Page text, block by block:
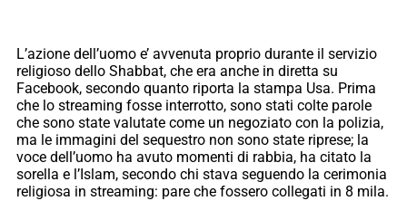
L’azione dell’uomo e’ avvenuta proprio durante il servizio
religioso dello Shabbat, che era anche in diretta su
Facebook, secondo quanto riporta la stampa Usa. Prima
che lo streaming fosse interrotto, sono stati colte parole
che sono state valutate come un negoziato con la polizia,
ma le immagini del sequestro non sono state riprese; la
voce dell’uomo ha avuto momenti di rabbia, ha citato la
sorella e l’Islam, secondo chi stava seguendo la cerimonia
religiosa in streaming: pare che fossero collegati in 8 mila.